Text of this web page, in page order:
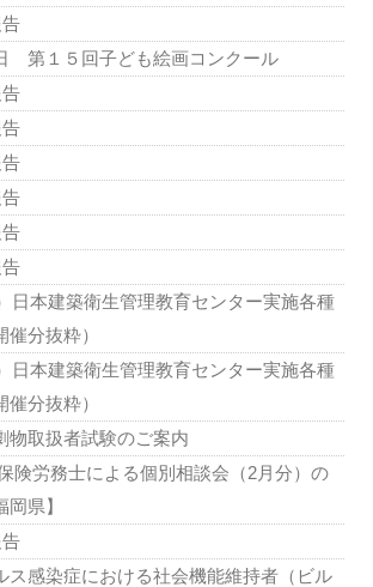
第１５回子ども絵画コンクール
日本建築衛生管理教育センター実施各種
分抜粋）
日本建築衛生管理教育センター実施各種
分抜粋）
物取扱者試験のご案内
険労務士による個別相談会（2月分）の
県】
ス感染症における社会機能維持者（ビル